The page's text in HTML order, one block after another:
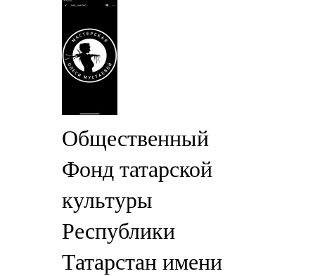
Общественный
Фонд татарской
культуры
Республики
Татарстан имени